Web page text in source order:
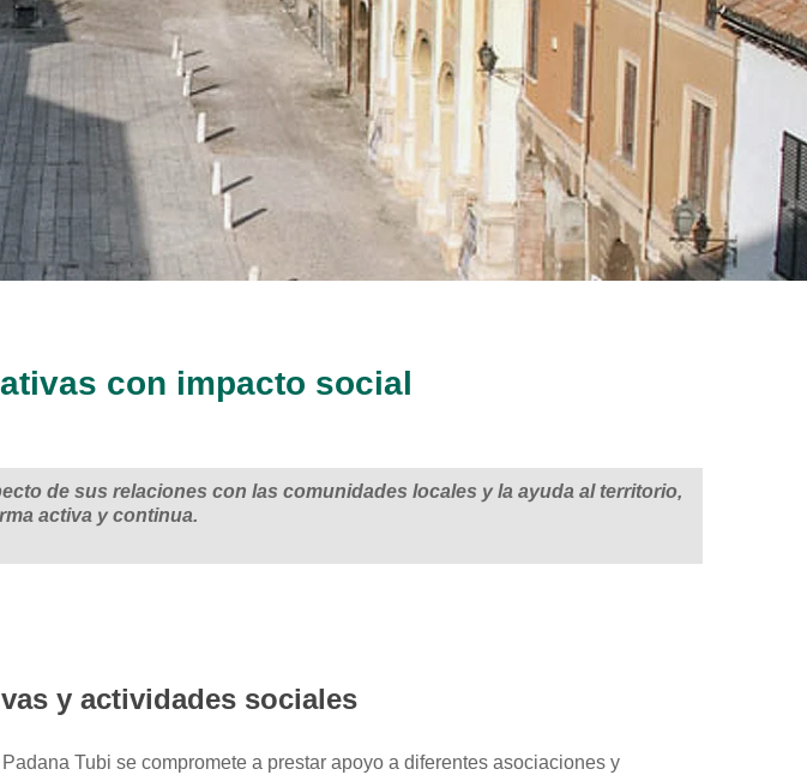
con impacto social
de sus relaciones con las comunidades locales y la ayuda al territorio,
activa y continua.
y actividades sociales
Tubi se compromete a prestar apoyo a diferentes asociaciones y